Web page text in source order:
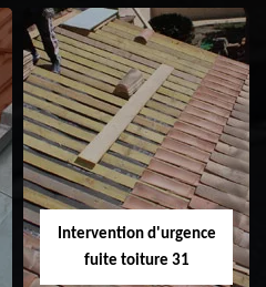
Réparation de
toiture 31
Intervention d'urgence
fuite toiture 31